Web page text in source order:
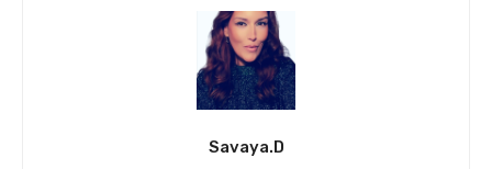
Savaya.D